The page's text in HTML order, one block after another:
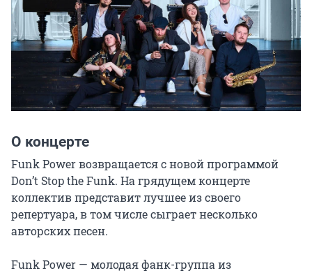
О концерте
Funk Power возвращается с новой программой
Don’t Stop the Funk. На грядущем концерте
коллектив представит лучшее из своего
репертуара, в том числе сыграет несколько
авторских песен.
Funk Power — молодая фанк-группа из